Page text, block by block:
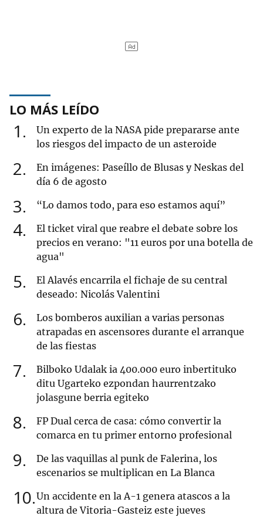
LO MÁS LEÍDO
1
Un experto de la NASA pide prepararse ante
los riesgos del impacto de un asteroide
2
En imágenes: Paseíllo de Blusas y Neskas del
día 6 de agosto
3 “Lo damos todo, para eso estamos aquí”
4
El ticket viral que reabre el debate sobre los
precios en verano: "11 euros por una botella de
agua"
5
El Alavés encarrila el fichaje de su central
deseado: Nicolás Valentini
6
Los bomberos auxilian a varias personas
atrapadas en ascensores durante el arranque
de las fiestas
7
Bilboko Udalak ia 400.000 euro inbertituko
ditu Ugarteko ezpondan haurrentzako
jolasgune berria egiteko
8
FP Dual cerca de casa: cómo convertir la
comarca en tu primer entorno profesional
9
De las vaquillas al punk de Falerina, los
escenarios se multiplican en La Blanca
10 Un accidente en la A-1 genera atascos a la
altura de Vitoria-Gasteiz este jueves